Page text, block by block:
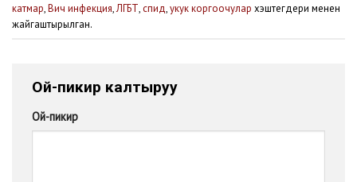
катмар,Вич инфекция,ЛГБТ,спид,укук коргоочулар хэштегдери менен
жайгаштырылган.
Ой-пикир калтыруу
Ой-пикир